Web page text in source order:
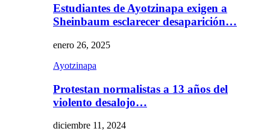
Estudiantes de Ayotzinapa exigen a
Sheinbaum esclarecer desaparición…
enero 26, 2025
Ayotzinapa
Protestan normalistas a 13 años del
violento desalojo…
diciembre 11, 2024